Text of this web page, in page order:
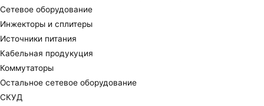
Сетевое оборудование
Инжекторы и сплитеры
Источники питания
Кабельная продукуция
Коммутаторы
Остальное сетевое оборудование
СКУД